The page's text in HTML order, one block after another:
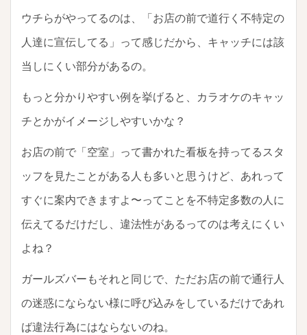
ウチらがやってるのは、「お店の前で道行く不特定の
人達に宣伝してる」って感じだから、キャッチには該
当しにくい部分があるの。
もっと分かりやすい例を挙げると、カラオケのキャッ
チとかがイメージしやすいかな？
お店の前で「空室」って書かれた看板を持ってるスタ
ッフを見たことがある人も多いと思うけど、あれって
すぐに案内できますよ〜ってことを不特定多数の人に
伝えてるだけだし、違法性があるってのは考えにくい
よね？
ガールズバーもそれと同じで、ただお店の前で通行人
の迷惑にならない様に呼び込みをしているだけであれ
ば違法行為にはならないのね。